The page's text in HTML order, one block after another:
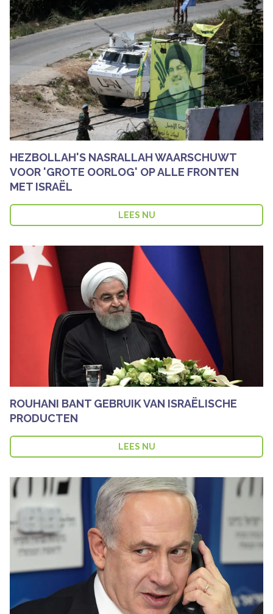
HEZBOLLAH'S NASRALLAH WAARSCHUWT
VOOR 'GROTE OORLOG' OP ALLE FRONTEN
MET ISRAËL
LEES NU
ROUHANI BANT GEBRUIK VAN ISRAËLISCHE
PRODUCTEN
LEES NU